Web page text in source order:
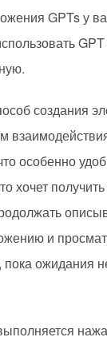
GPTs у
создания
особенно
хочет
и
пока ожидания